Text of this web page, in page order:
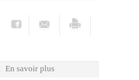
En savoir plus